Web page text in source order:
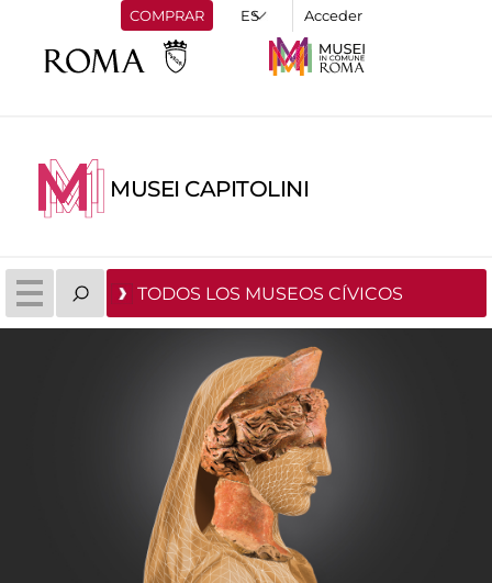
COMPRAR Acceder
MUSEI CAPITOLINI
TODOS LOS MUSEOS CÍVICOS